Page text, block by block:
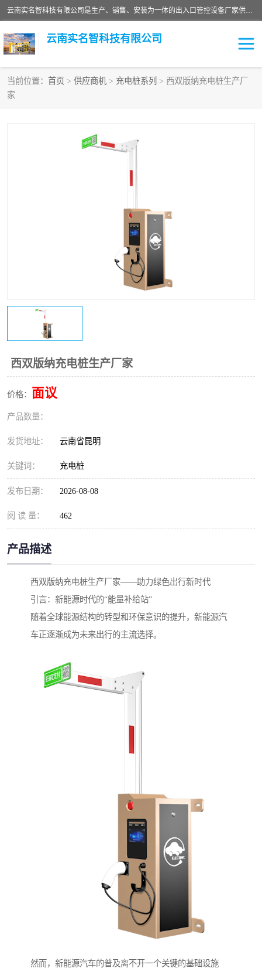
云南实名智科技有限公司是生产、销售、安装为一体的出入口管控设备厂家供应商。主营:电动伸缩门、道闸、广告道闸、重型空降闸、车牌识别、门禁通道、升降柱、岗亭、旗杆等智能设备。主营产品: 电动伸缩门,道闸门禁,车牌识别 生产、销售、安装为一体的出入口管控设备厂家源头供应商。
云南实名智科技有限公司
当前位置： 首页 > 供应商机 > 充电桩系列 > 西双版纳充电桩生产厂
家
西双版纳充电桩生产厂家
价格： 面议
产品数量：
发货地址： 云南省昆明
关键词： 充电桩
发布日期： 2026-08-08
阅 读 量： 462
产品描述
西双版纳充电桩生产厂家——助力绿色出行新时代
引言：新能源时代的“能量补给站”
随着全球能源结构的转型和环保意识的提升，新能源汽
车正逐渐成为未来出行的主流选择。
然而，新能源汽车的普及离不开一个关键的基础设施